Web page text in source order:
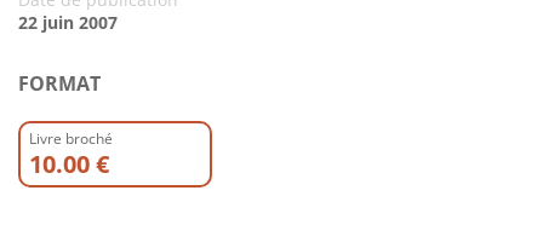
22 juin 2007
FORMAT
Livre broché
10.00 €